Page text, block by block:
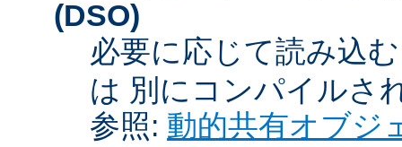
(DSO)
必要に応じて読み込
は 別にコンパイルさ
参照: 動的共有オブジ